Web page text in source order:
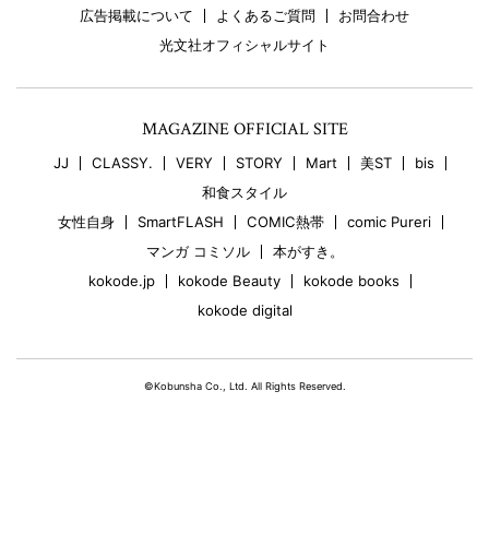
広告掲載について
よくあるご質問
お問合わせ
光文社オフィシャルサイト
MAGAZINE OFFICIAL SITE
JJ CLASSY. VERY STORY Mart 美ST
bis
和食スタイル
女性自身
SmartFLASH COMIC熱帯
comic Pureri
マンガ コミソル
本がすき。
kokode.jp
kokode Beauty
kokode books
kokode digital
©Kobunsha Co., Ltd. All Rights Reserved.